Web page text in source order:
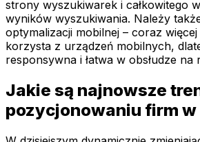
strony wyszukiwarek i całkowitego
wyników wyszukiwania. Należy
optymalizacji mobilnej – coraz
korzysta z urządzeń mobilnych,
responsywna i łatwa w obsłudze
Jakie są najnowsze
pozycjonowaniu firm